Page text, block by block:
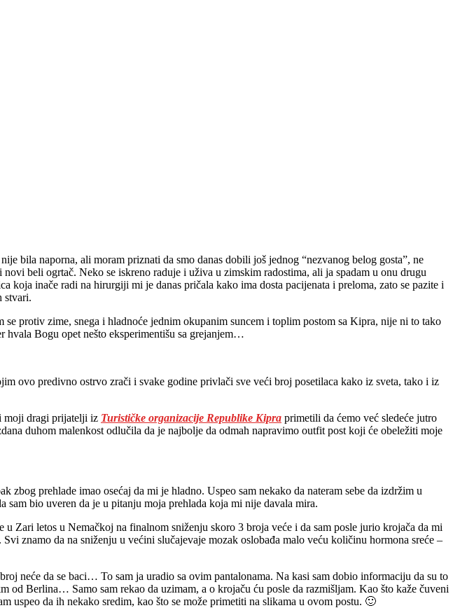
bila naporna, ali moram priznati da smo danas dobili još jednog “nezvanog belog gosta”, ne
beli ogrtač. Neko se iskreno raduje i uživa u zimskim radostima, ali ja spadam u onu drugu
koja inače radi na hirurgiji mi je danas pričala kako ima dosta pacijenata i preloma, zato se pazite i
stvari.
protiv zime, snega i hladnoće jednim okupanim suncem i toplim postom sa Kipra, nije ni to tako
hvala Bogu opet nešto eksperimentišu sa grejanjem…
ovo predivno ostrvo zrači i svake godine privlači sve veći broj posetilaca kako iz sveta, tako i iz
moji dragi prijatelji iz Turističke organizacije Republike Kipra primetili da ćemo već sledeće jutro
duhom malenkost odlučila da je najbolje da odmah napravimo outfit post koji će obeležiti moje
prehlade imao osećaj da mi je hladno. Uspeo sam nekako da nateram sebe da izdržim u
bio uveren da je u pitanju moja prehlada koja mi nije davala mira.
Zari letos u Nemačkoj na finalnom sniženju skoro 3 broja veće i da sam posle jurio krojača da mi
znamo da na sniženju u većini slučajevaje mozak oslobađa malo veću količinu hormona sreće –
neće da se baci… To sam ja uradio sa ovim pantalonama. Na kasi sam dobio informaciju da su to
Berlina… Samo sam rekao da uzimam, a o krojaču ću posle da razmišljam. Kao što kaže čuveni
uspeo da ih nekako sredim, kao što se može primetiti na slikama u ovom postu. 🙂